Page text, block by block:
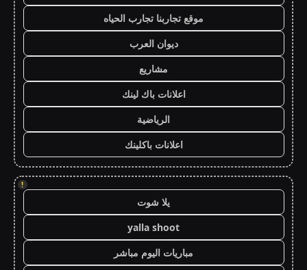
موقع تجاربنا تجارب الحياه
ديوان العرب
مشاريع
اعلانات باك لينك
الرياضية
اعلانات باكلينك
!
يلا شوت
yalla shoot
مباريات اليوم مباشر